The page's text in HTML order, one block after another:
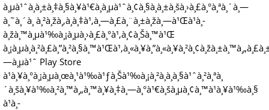
à¸µà¹ˆà¸à¸±à¸‡à¸§à¸¥à¹€à¸à¸µà¹ˆà¸¢à¸§à¸à¸±à¸šà¸›à¸£à¸°à¸ªà¸´à¸—
à¸˜à¸´à¸ à¸²à¸žà¸‚à¸­à¸‡à¹‚à¸—à¸£à¸¨à¸±à¸žà¸—à¹Œà¹à¸­
à¸žà¸™à¸µà¹‰à¸¡à¸µà¸›à¸£à¸°à¹‚à¸¢à¸Šà¸™à¹Œ
—à¸µà¹ˆ Play Store
à¹à¸¥à¸°à¸¡à¸µà¸œà¸¹à¹‰à¹ƒà¸Šà¹‰à¸¡à¸²à¸à¸à¸§à¹ˆà¸²à¸ªà¸
´à¸šà¸¥à¹‰à¸²à¸™à¸„à¸™à¸¥à¸‡à¸—à¸°à¹€à¸šà¸µà¸¢à¸™à¹à¸¥à¹‰à¸§
à¹à¸­